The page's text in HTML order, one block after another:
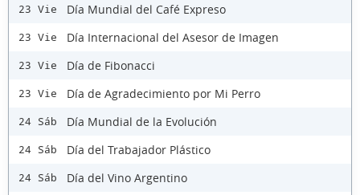
23 Vie Día Mundial del Café Expreso
23 Vie Día Internacional del Asesor de Imagen
23 Vie Día de Fibonacci
23 Vie Día de Agradecimiento por Mi Perro
24 Sáb Día Mundial de la Evolución
24 Sáb Día del Trabajador Plástico
24 Sáb Día del Vino Argentino